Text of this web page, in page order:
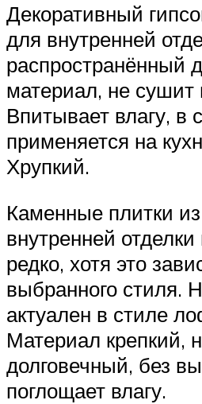
Декоративный
для внутренней
материал, не сушит
Впитывает влагу, в
применяется на
Хрупкий.
Каменные плитки
внутренней отделки
редко, хотя это
выбранного стиля.
актуален в стиле
Материал крепкий,
долговечный, без
поглощает влагу.